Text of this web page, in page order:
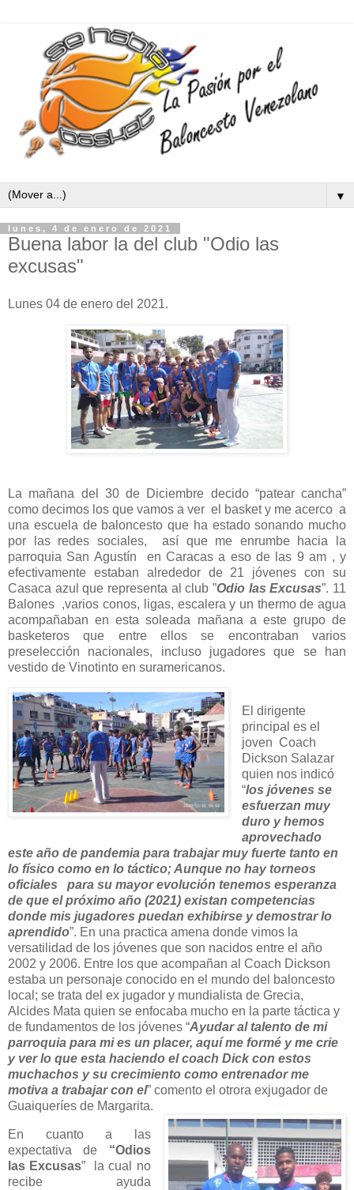
▼
lunes, 4 de enero de 2021
Buena labor la del club "Odio las
excusas"
Lunes 04 de enero del 2021.
La mañana del 30 de Diciembre decido “patear cancha”
como decimos los que vamos a ver el basket y me acerco a
una escuela de baloncesto que ha estado sonando mucho
por las redes sociales, así que me enrumbe hacia la
parroquia San Agustín en Caracas a eso de las 9 am , y
efectivamente estaban alrededor de 21 jóvenes con su
Casaca azul que representa al club ”Odio las Excusas”. 11
Balones ,varios conos, ligas, escalera y un thermo de agua
acompañaban en esta soleada mañana a este grupo de
basketeros que entre ellos se encontraban varios
preselección nacionales, incluso jugadores que se han
vestido de Vinotinto en suramericanos.
El dirigente
principal es el
joven Coach
Dickson Salazar
quien nos indicó
“los jóvenes se
esfuerzan muy
duro y hemos
aprovechado
este año de pandemia para trabajar muy fuerte tanto en
lo físico como en lo táctico; Aunque no hay torneos
oficiales para su mayor evolución tenemos esperanza
de que el próximo año (2021) existan competencias
donde mis jugadores puedan exhibirse y demostrar lo
aprendido”. En una practica amena donde vimos la
versatilidad de los jóvenes que son nacidos entre el año
2002 y 2006. Entre los que acompañan al Coach Dickson
estaba un personaje conocido en el mundo del baloncesto
local; se trata del ex jugador y mundialista de Grecia,
Alcides Mata quien se enfocaba mucho en la parte táctica y
de fundamentos de los jóvenes “Ayudar al talento de mi
parroquia para mi es un placer, aquí me formé y me crie
y ver lo que esta haciendo el coach Dick con estos
muchachos y su crecimiento como entrenador me
motiva a trabajar con el” comento el otrora exjugador de
Guaiqueríes de Margarita.
En cuanto a las
expectativa de “Odios
las Excusas” la cual no
recibe ayuda